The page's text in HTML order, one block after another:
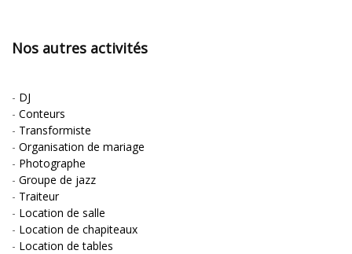
Nos autres activités
- DJ
- Conteurs
- Transformiste
- Organisation de mariage
- Photographe
- Groupe de jazz
- Traiteur
- Location de salle
- Location de chapiteaux
- Location de tables